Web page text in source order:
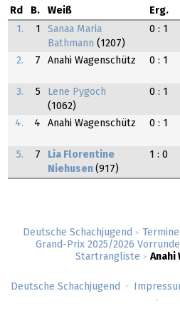
Deutsche Schachjugend > Termine
Grand-Prix 2025/2026
Startrangliste > Anahi
Rd B. Weiß Erg.
1.
1
Sanaa Maria
Bathmann (1207)
0 : 1
2. 7 Anahi Wagenschütz 0 : 1
3.
5
Lene Pygoch
(1062)
0 : 1
4. 4 Anahi Wagenschütz 0 : 1
5.
7
Lia Florentine
Niehusen (917)
1 : 0
Deutsche Schachjugend